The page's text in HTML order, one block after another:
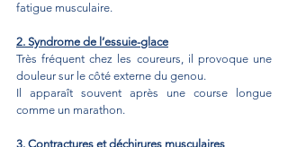
fatigue musculaire.
2. Syndrome de l’essuie-glace
Très fréquent chez les coureurs, il provoque une
douleur sur le côté externe du genou.
Il apparaît souvent après une course longue
comme un marathon.
3. Contractures et déchirures musculaires